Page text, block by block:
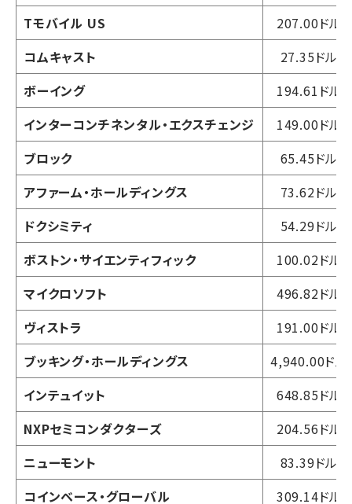
Tモバイル US
207.00ドル
コムキャスト
27.35ドル
ボーイング
194.61ドル
インターコンチネンタル・エクスチェンジ
149.00ドル
ブロック
65.45ドル
アファーム・ホールディングス
73.62ドル
ドクシミティ
54.29ドル
ボストン・サイエンティフィック
100.02ドル
マイクロソフト
496.82ドル
ヴィストラ
191.00ドル
ブッキング・ホールディングス
4,940.00ドル
インテュイット
648.85ドル
NXPセミコンダクターズ
204.56ドル
ニューモント
83.39ドル
コインベース・グローバル
309.14ドル